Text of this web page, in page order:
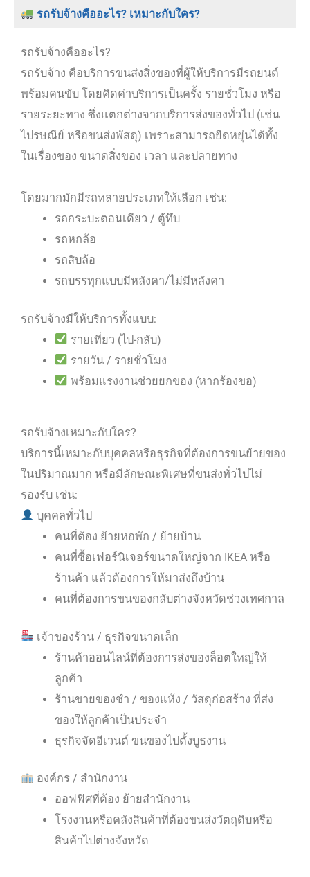
รถรับจ้างคืออะไร? เหมาะกับใคร?
รถรับจ้างคืออะไร?
รถรับจ้าง คือบริการขนส่งสิ่งของที่ผู้ให้บริการมีรถยนต์
พร้อมคนขับ โดยคิดค่าบริการเป็นครั้ง รายชั่วโมง หรือ
รายระยะทาง ซึ่งแตกต่างจากบริการส่งของทั่วไป (เช่น
ไปรษณีย์ หรือขนส่งพัสดุ) เพราะสามารถยืดหยุ่นได้ทั้ง
ในเรื่องของ ขนาดสิ่งของ เวลา และปลายทาง
โดยมากมักมีรถหลายประเภทให้เลือก เช่น:
รถกระบะตอนเดียว / ตู้ทึบ
รถหกล้อ
รถสิบล้อ
รถบรรทุกแบบมีหลังคา/ไม่มีหลังคา
รถรับจ้างมีให้บริการทั้งแบบ:
รายเที่ยว (ไป-กลับ)
รายวัน / รายชั่วโมง
พร้อมแรงงานช่วยยกของ (หากร้องขอ)
รถรับจ้างเหมาะกับใคร?
บริการนี้เหมาะกับบุคคลหรือธุรกิจที่ต้องการขนย้ายของ
ในปริมาณมาก หรือมีลักษณะพิเศษที่ขนส่งทั่วไปไม่
รองรับ เช่น:
บุคคลทั่วไป
คนที่ต้อง ย้ายหอพัก / ย้ายบ้าน
คนที่ซื้อเฟอร์นิเจอร์ขนาดใหญ่จาก IKEA หรือ
ร้านค้า แล้วต้องการให้มาส่งถึงบ้าน
คนที่ต้องการขนของกลับต่างจังหวัดช่วงเทศกาล
เจ้าของร้าน / ธุรกิจขนาดเล็ก
ร้านค้าออนไลน์ที่ต้องการส่งของล็อตใหญ่ให้
ลูกค้า
ร้านขายของชำ / ของแห้ง / วัสดุก่อสร้าง ที่ส่ง
ของให้ลูกค้าเป็นประจำ
ธุรกิจจัดอีเวนต์ ขนของไปตั้งบูธงาน
องค์กร / สำนักงาน
ออฟฟิศที่ต้อง ย้ายสำนักงาน
โรงงานหรือคลังสินค้าที่ต้องขนส่งวัตถุดิบหรือ
สินค้าไปต่างจังหวัด